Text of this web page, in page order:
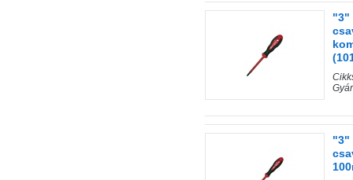
"3"
"3"